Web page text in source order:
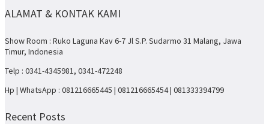
ALAMAT & KONTAK KAMI
Show Room : Ruko Laguna Kav 6-7 Jl S.P. Sudarmo 31 Malang, Jawa
Timur, Indonesia
Telp : 0341-4345981, 0341-472248
Hp | WhatsApp : 081216665445 | 081216665454 | 081333394799
Recent Posts